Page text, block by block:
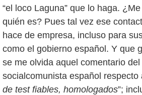
“el loco Laguna” que lo haga.
quién es? Pues tal vez ese
hace de empresa, incluso para
como el gobierno español. Y que
se me olvida aquel comentario
socialcomunista español respecto
de test fiables, homologados”;